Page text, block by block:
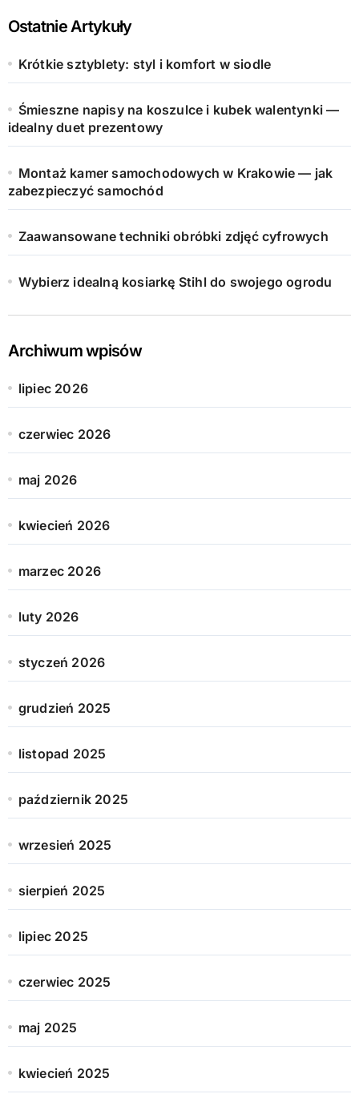
Ostatnie Artykuły
Krótkie sztyblety: styl i komfort w siodle
Śmieszne napisy na koszulce i kubek walentynki —
idealny duet prezentowy
Montaż kamer samochodowych w Krakowie — jak
zabezpieczyć samochód
Zaawansowane techniki obróbki zdjęć cyfrowych
Wybierz idealną kosiarkę Stihl do swojego ogrodu
Archiwum wpisów
lipiec 2026
czerwiec 2026
maj 2026
kwiecień 2026
marzec 2026
luty 2026
styczeń 2026
grudzień 2025
listopad 2025
październik 2025
wrzesień 2025
sierpień 2025
lipiec 2025
czerwiec 2025
maj 2025
kwiecień 2025